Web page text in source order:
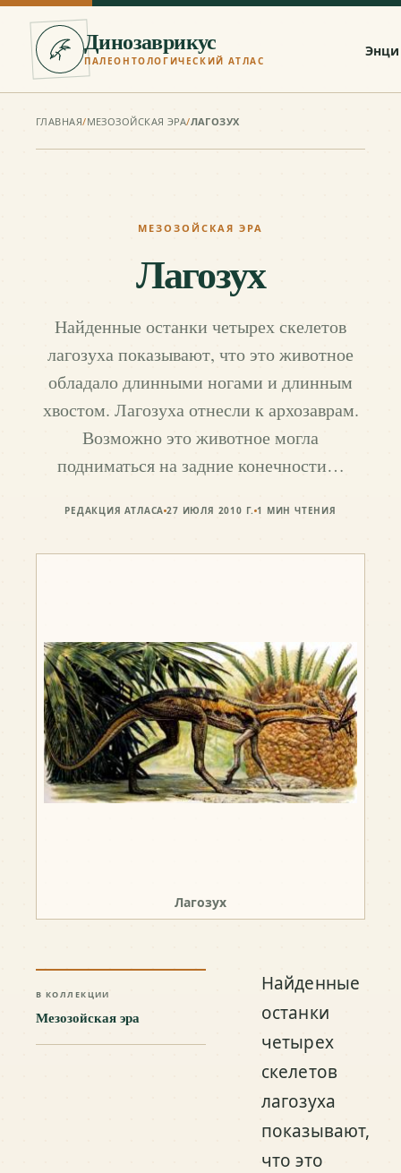
Динозаврикус
ПАЛЕОНТОЛОГИЧЕСКИЙ АТЛАС
ГЛАВНАЯ/МЕЗОЗОЙСКАЯ ЭРА/ЛАГОЗУХ
МЕЗОЗОЙСКАЯ ЭРА
Лагозух
Найденные останки четырех скелетов
лагозуха показывают, что это животное
обладало длинными ногами и длинным
хвостом. Лагозуха отнесли к архозаврам.
Возможно это животное могла
подниматься на задние конечности…
РЕДАКЦИЯ АТЛАСА 27 ИЮЛЯ 2010 Г. 1 МИН ЧТЕНИЯ
Лагозух
В КОЛЛЕКЦИИ
Мезозойская эра
Найденные
останки
четырех
скелетов
лагозуха
показывают,
что это